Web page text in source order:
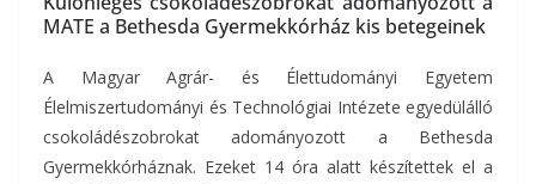
MATE a Bethesda Gyermekkórház kis betegeinek
A Magyar Agrár- és Élettudományi Egyetem
Élelmiszertudományi és Technológiai Intézete egyedülálló
csokoládészobrokat adományozott a Bethesda
Gyermekkórháznak. Ezeket 14 óra alatt készítettek el a